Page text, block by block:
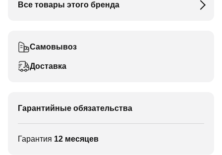
Все товары этого бренда
Самовывоз
Доставка
Гарантийные обязательства
Гарантия 12 месяцев